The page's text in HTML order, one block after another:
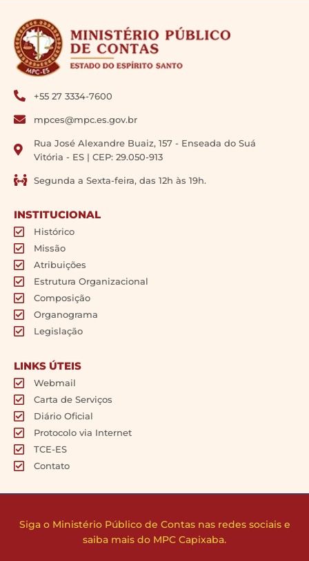
+55 27 3334-7600
mpces@mpc.es.gov.br
Rua José Alexandre Buaiz, 157 - Enseada do Suá
Vitória - ES | CEP: 29.050-913
Segunda a Sexta-feira, das 12h às 19h.
INSTITUCIONAL
Histórico
Missão
Atribuições
Estrutura Organizacional
Composição
Organograma
Legislação
LINKS ÚTEIS
Webmail
Carta de Serviços
Diário Oficial
Protocolo via Internet
TCE-ES
Contato
Siga o Ministério Público de Contas nas redes sociais e
saiba mais do MPC Capixaba.